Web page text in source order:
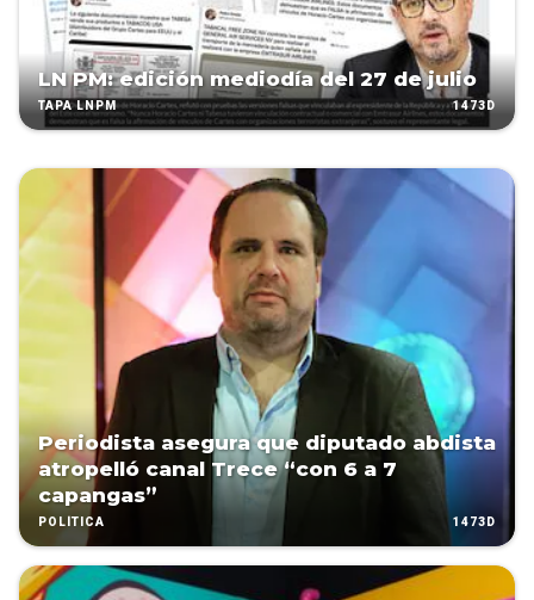
LN PM: edición mediodía del 27 de julio
TAPA LNPM 1473D
Periodista asegura que diputado abdista
atropelló canal Trece “con 6 a 7
capangas”
POLÍTICA 1473D